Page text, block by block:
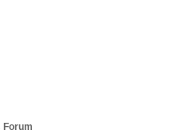
Forum